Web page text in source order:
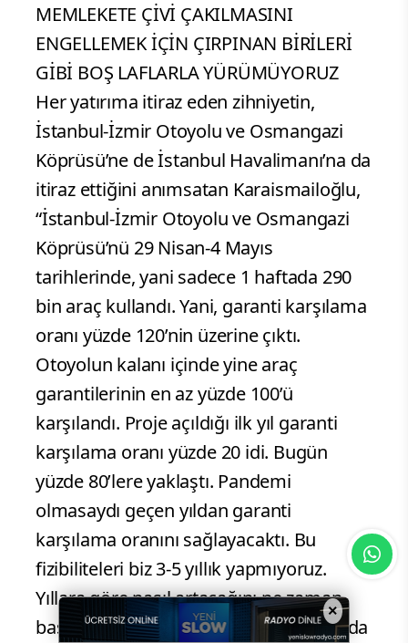
MEMLEKETE ÇİVİ ÇAKILMASINI
ENGELLEMEK İÇİN ÇIRPINAN BİRİLERİ
GİBİ BOŞ LAFLARLA YÜRÜMÜYORUZ
Her yatırıma itiraz eden zihniyetin,
İstanbul-İzmir Otoyolu ve Osmangazi
Köprüsü’ne de İstanbul Havalimanı’na da
itiraz ettiğini anımsatan Karaismailoğlu,
“İstanbul-İzmir Otoyolu ve Osmangazi
Köprüsü’nü 29 Nisan-4 Mayıs
tarihlerinde, yani sadece 1 haftada 290
bin araç kullandı. Yani, garanti karşılama
oranı yüzde 120’nin üzerine çıktı.
Otoyolun kalanı içinde yine araç
garantilerinin en az yüzde 100’ü
karşılandı. Proje açıldığı ilk yıl garanti
karşılama oranı yüzde 20 idi. Bugün
yüzde 80’lere yaklaştı. Pandemi
olmasaydı geçen yıldan garanti
karşılama oranını sağlayacaktı. Bu
fizibiliteleri biz 3-5 yıllık yapmıyoruz.
Yıllara göre nasıl artacağını ne zaman
başa baş noktaya geleceğini, sonrasında
×